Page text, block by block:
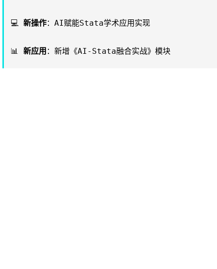
💻 新操作：AI赋能Stata学术应用实现
📊 新应用 ：新增《AI-Stata融合实战》模块